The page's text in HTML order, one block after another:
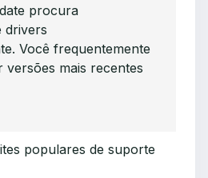
procura
drivers
Você frequentemente
versões mais recentes
populares de suporte